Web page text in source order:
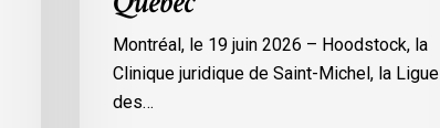
Québec
Montréal, le 19 juin 2026 – Hoodstock, la
Clinique juridique de Saint-Michel, la Ligue
des…